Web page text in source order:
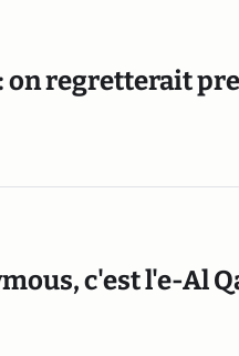
regretterait
c'est l'e-Al